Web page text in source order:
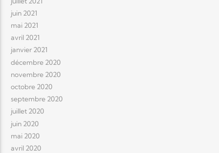
juin 2021
mai 2021
avril 2021
janvier 2021
décembre 2020
novembre 2020
octobre 2020
septembre 2020
juillet 2020
juin 2020
mai 2020
avril 2020